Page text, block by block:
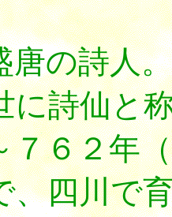
の詩人
に詩仙と
７６２年
、四川で